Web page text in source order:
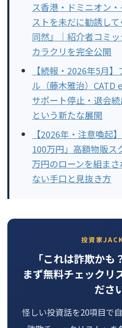
ス香港・ドミニオン
ストを未だに勧誘し
同然』｜紹介者コミ
カラクリを完全公開
【続報・2026年5月
ル（藤木雅治）CATD
サポート停止・退会
という新たな展開
【2026年・注意喚起
100万円」高額物販ス
万円のローンを組ま
ない手口と見抜き方
投資家
「これは詐欺かも
まず無料チェックリ
ださ
怪しい投資話を20項目で